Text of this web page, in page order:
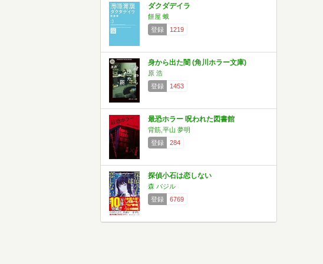
ダクダデイラ
餅屋 蛾
登録
1219
身から出た闇 (角川ホラー文庫)
原 浩
登録
1453
最恐ホラー 呪われた図書館
背筋,平山 夢明
登録
284
探偵小石は恋しない
森 バジル
登録
6769